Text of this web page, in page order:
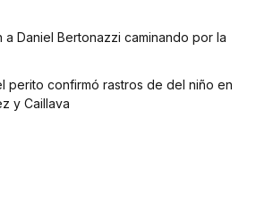
a Daniel Bertonazzi caminando por la
perito confirmó rastros de del niño en
y Caillava